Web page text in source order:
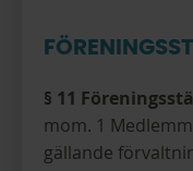
§ 11
mom. 1
gällande